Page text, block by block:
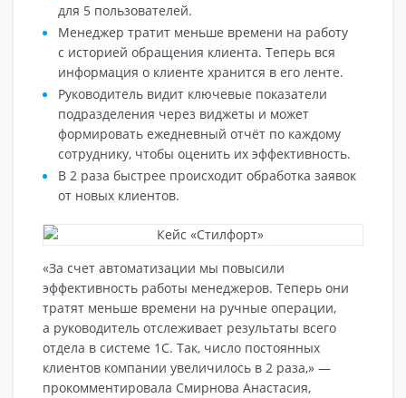
для 5 пользователей.
Менеджер тратит меньше времени на работу
с историей обращения клиента. Теперь вся
информация о клиенте хранится в его ленте.
Руководитель видит ключевые показатели
подразделения через виджеты и может
формировать ежедневный отчёт по каждому
сотруднику, чтобы оценить их эффективность.
В 2 раза быстрее происходит обработка заявок
от новых клиентов.
«За счет автоматизации мы повысили
эффективность работы менеджеров. Теперь они
тратят меньше времени на ручные операции,
а руководитель отслеживает результаты всего
отдела в системе 1С. Так, число постоянных
клиентов компании увеличилось в 2 раза,» —
прокомментировала Смирнова Анастасия,